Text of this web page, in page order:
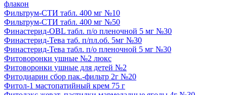
флакон
Фильтрум-СТИ табл. 400 мг №10
Фильтрум-СТИ табл. 400 мг №50
Финастерид-OBL табл. п/о пленочной 5 мг №30
Финастерид-Тева таб. п/пл.об. 5мг №30
Финастерид-Тева табл. п/о пленочной 5 мг №30
Фитоворонки ушные №2 люкс
Фитоворонки ушные для детей №2
Фитодиарин сбор пак.-фильтр 2г №20
Фитол-1 мастопатийный крем 75 г